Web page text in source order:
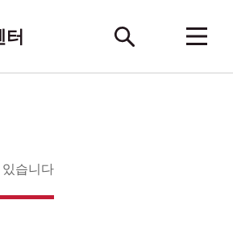
습니다